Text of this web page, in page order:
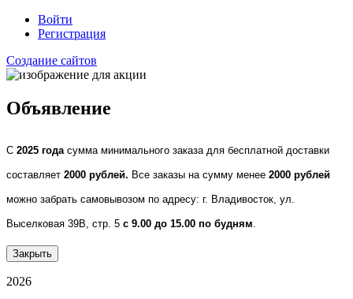
Войти
Регистрация
Создание сайтов
Объявление
С 2025 года сумма минимального заказа для бесплатной доставки
составляет 2000 рублей. Все заказы на сумму менее 2000 рублей
можно забрать самовывозом по адресу: г. Владивосток, ул.
Выселковая 39В, стр. 5 с 9.00 до 15.00 по будням
Закрыть
2026